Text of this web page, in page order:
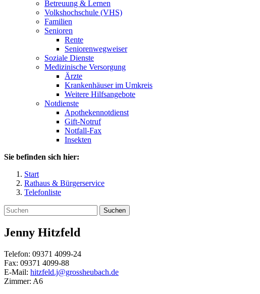
Betreuung & Lernen
Volkshochschule (VHS)
Familien
Senioren
Rente
Seniorenwegweiser
Soziale Dienste
Medizinische Versorgung
Ärzte
Krankenhäuser im Umkreis
Weitere Hilfsangebote
Notdienste
Apothekennotdienst
Gift-Notruf
Notfall-Fax
Insekten
Sie befinden sich hier:
Start
Rathaus & Bürgerservice
Telefonliste
Suchen
Jenny Hitzfeld
Telefon: 09371 4099-24
Fax: 09371 4099-88
E-Mail: hitzfeld.j@grossheubach.de
Zimmer: A6